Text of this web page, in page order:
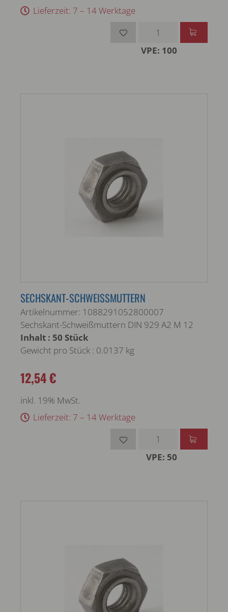
Lieferzeit: 7 – 14 Werktage
VPE: 100
SECHSKANT-SCHWEISSMUTTERN
Artikelnummer: 1088291052800007
Sechskant-Schweißmuttern DIN 929 A2 M 12
Inhalt : 50 Stück
Gewicht pro Stück : 0.0137 kg
12,54 €
inkl. 19% MwSt.
Lieferzeit: 7 – 14 Werktage
VPE: 50